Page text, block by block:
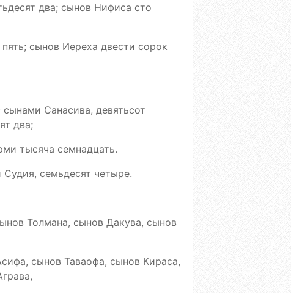
два; сынов Нифиса сто
сынов Иереха двести сорок
Санасива, девятьсот
два;
тысяча семнадцать.
семьдесят четыре.
Толмана, сынов Дакува, сынов
сынов Таваофа, сынов Кираса,